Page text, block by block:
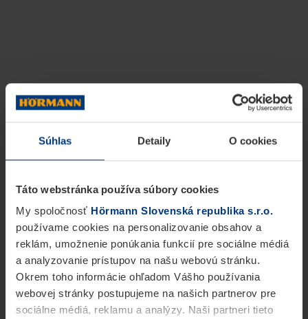
Súhlas Detaily O cookies
Táto webstránka používa súbory cookies
My spoločnosť Hörmann Slovenská republika s.r.o.
používame cookies na personalizovanie obsahov a
reklám, umožnenie ponúkania funkcií pre sociálne médiá
a analyzovanie prístupov na našu webovú stránku.
Okrem toho informácie ohľadom Vášho používania
webovej stránky postupujeme na našich partnerov pre
sociálne médiá, reklamu a analýzy. Naši partneri tieto